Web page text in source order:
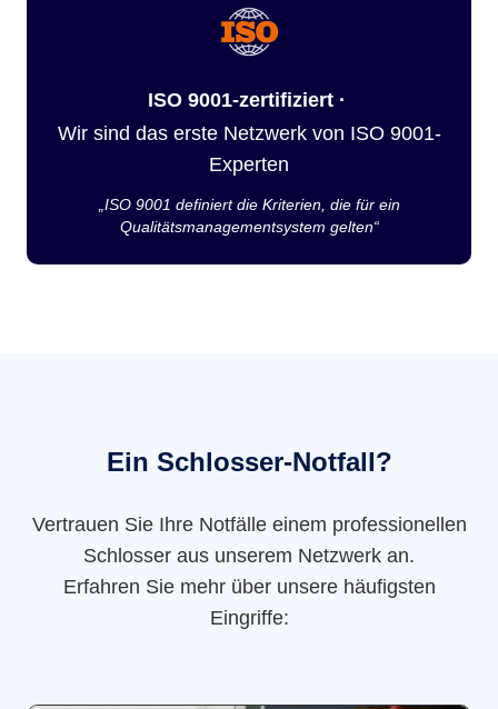
ISO 9001-zertifiziert ·
Wir sind das erste Netzwerk von ISO 9001-
Experten
„ISO 9001 definiert die Kriterien, die für ein
Qualitätsmanagementsystem gelten“
Ein Schlosser-Notfall?
Vertrauen Sie Ihre Notfälle einem professionellen
Schlosser aus unserem Netzwerk an.
Erfahren Sie mehr über unsere häufigsten
Eingriffe: